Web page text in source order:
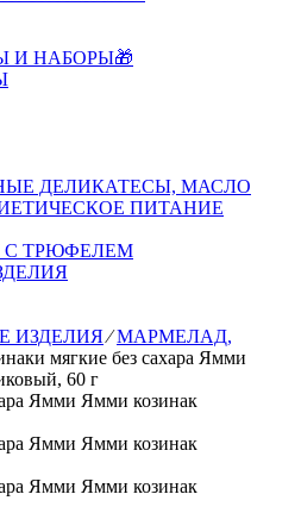
И НАБОРЫ🎁
ДЕЛИКАТЕСЫ, МАСЛО
ПИТАНИЕ
С ТРЮФЕЛЕМ
ИЗДЕЛИЯ⁄МАРМЕЛАД,
мягкие без сахара Ямми
60 г